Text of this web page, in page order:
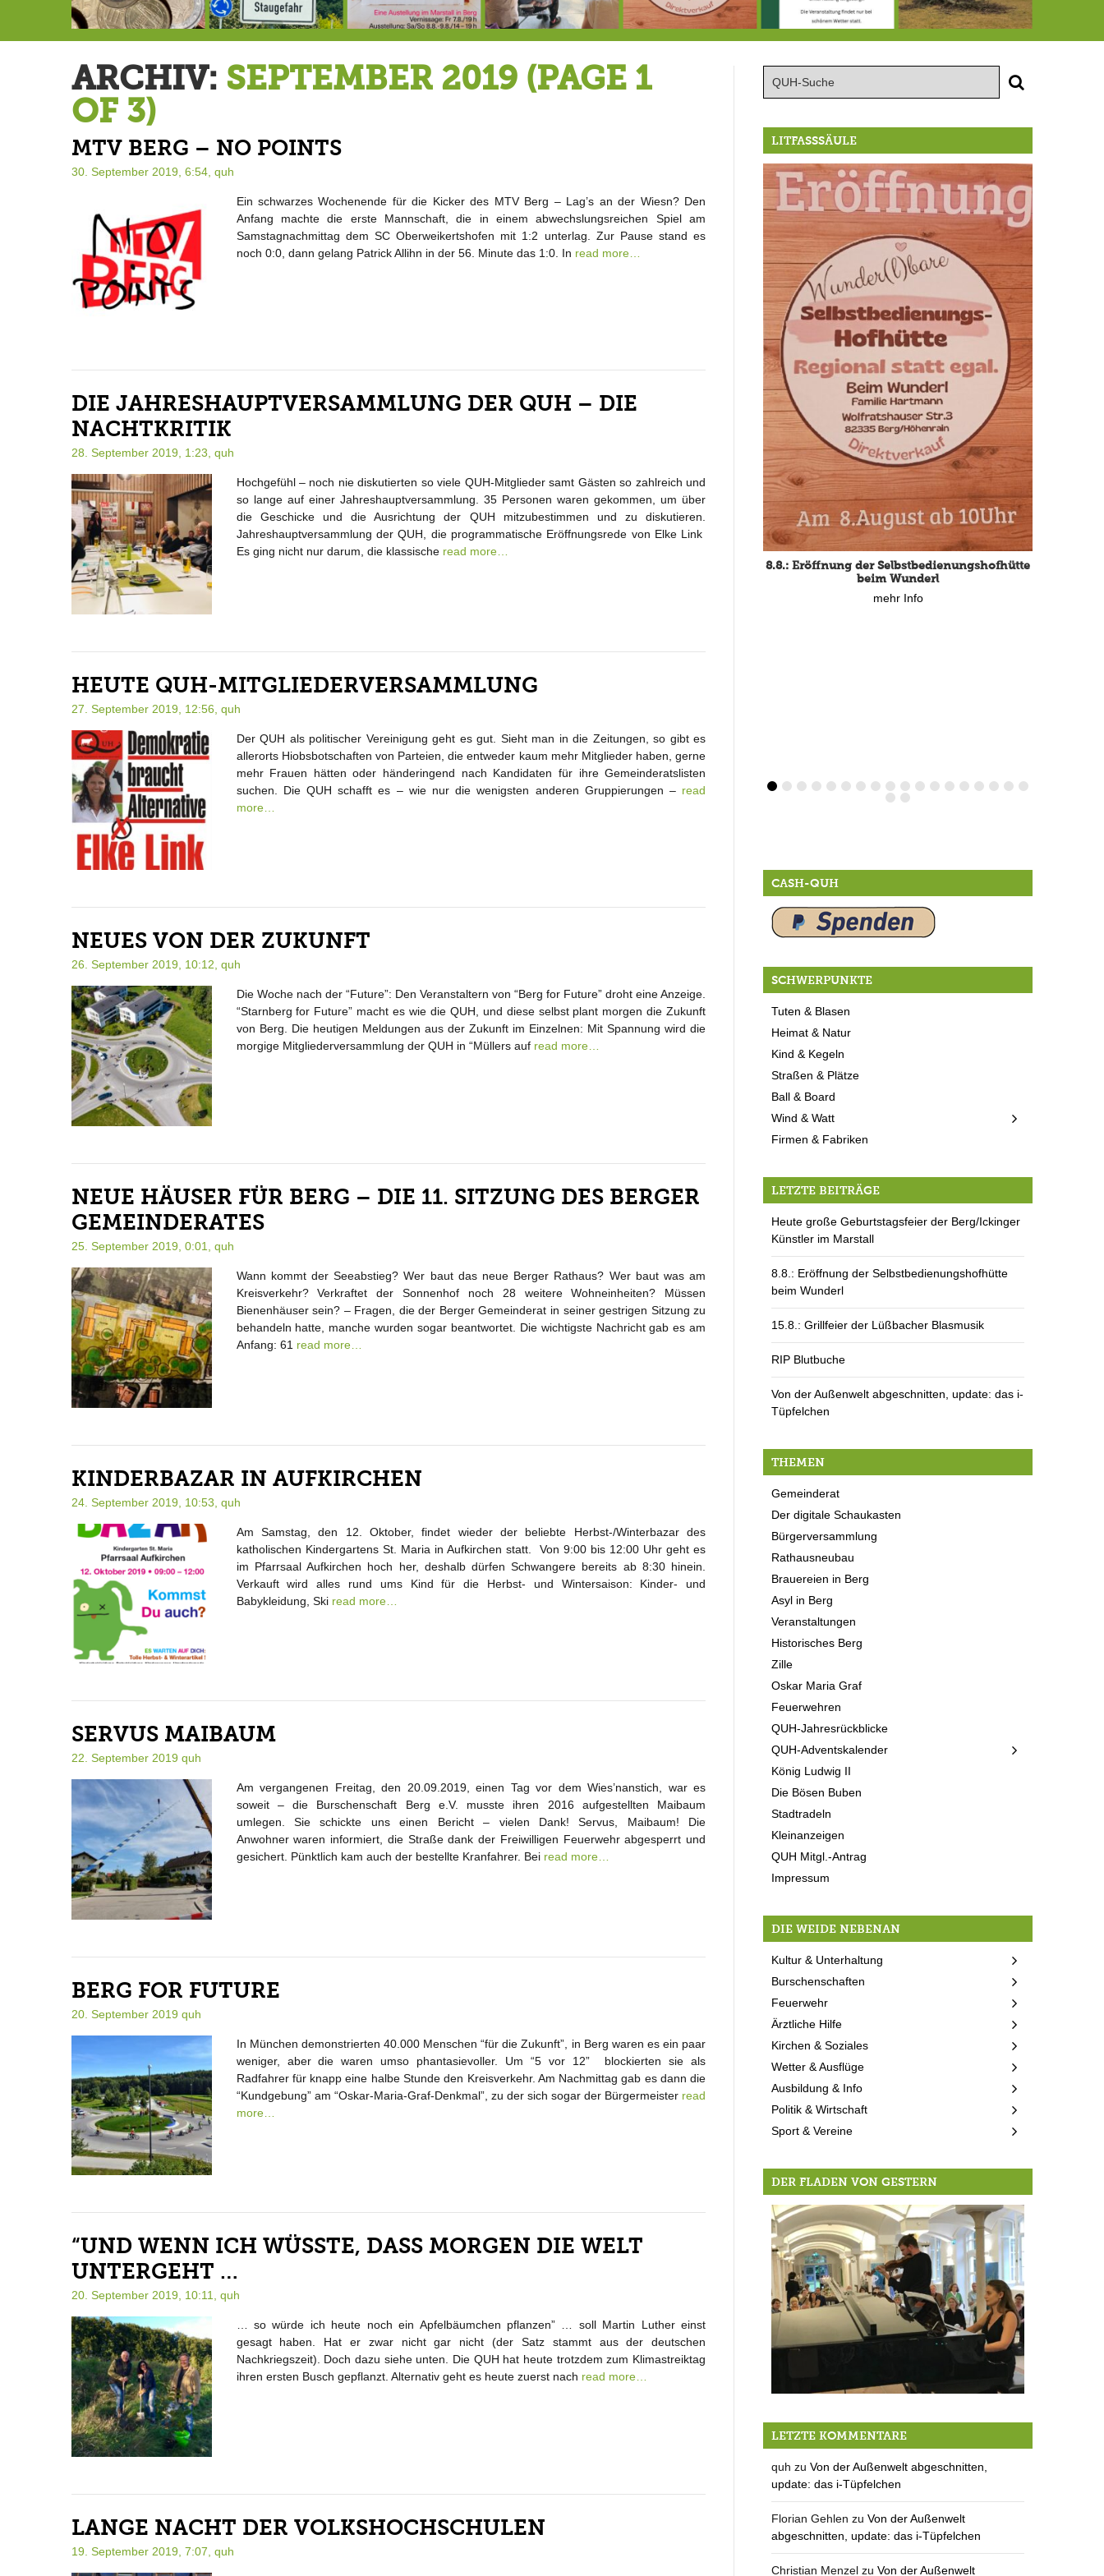
ARCHIV: SEPTEMBER 2019 (PAGE 1
OF 3)
MTV BERG – NO POINTS
30. September 2019, 6:54, quh
Ein schwarzes Wochenende für die Kicker des MTV Berg – Lag’s an der Wiesn? Den
Anfang machte die erste Mannschaft, die in einem abwechslungsreichen Spiel am
Samstagnachmittag dem SC Oberweikertshofen mit 1:2 unterlag. Zur Pause stand es
noch 0:0, dann gelang Patrick Allihn in der 56. Minute das 1:0. In read more…
DIE JAHRESHAUPTVERSAMMLUNG DER QUH – DIE
NACHTKRITIK
28. September 2019, 1:23, quh
Hochgefühl – noch nie diskutierten so viele QUH-Mitglieder samt Gästen so zahlreich und
so lange auf einer Jahreshauptversammlung. 35 Personen waren gekommen, um über
die Geschicke und die Ausrichtung der QUH mitzubestimmen und zu diskutieren.
Jahreshauptversammlung der QUH, die programmatische Eröffnungsrede von Elke Link
Es ging nicht nur darum, die klassische read more…
HEUTE QUH-MITGLIEDERVERSAMMLUNG
27. September 2019, 12:56, quh
Der QUH als politischer Vereinigung geht es gut. Sieht man in die Zeitungen, so gibt es
allerorts Hiobsbotschaften von Parteien, die entweder kaum mehr Mitglieder haben, gerne
mehr Frauen hätten oder händeringend nach Kandidaten für ihre Gemeinderatslisten
suchen. Die QUH schafft es – wie nur die wenigsten anderen Gruppierungen – read
more…
NEUES VON DER ZUKUNFT
26. September 2019, 10:12, quh
Die Woche nach der “Future”: Den Veranstaltern von “Berg for Future” droht eine Anzeige.
“Starnberg for Future” macht es wie die QUH, und diese selbst plant morgen die Zukunft
von Berg. Die heutigen Meldungen aus der Zukunft im Einzelnen: Mit Spannung wird die
morgige Mitgliederversammlung der QUH in “Müllers auf read more…
NEUE HÄUSER FÜR BERG – DIE 11. SITZUNG DES BERGER
GEMEINDERATES
25. September 2019, 0:01, quh
Wann kommt der Seeabstieg? Wer baut das neue Berger Rathaus? Wer baut was am
Kreisverkehr? Verkraftet der Sonnenhof noch 28 weitere Wohneinheiten? Müssen
Bienenhäuser sein? – Fragen, die der Berger Gemeinderat in seiner gestrigen Sitzung zu
behandeln hatte, manche wurden sogar beantwortet. Die wichtigste Nachricht gab es am
Anfang: 61 read more…
KINDERBAZAR IN AUFKIRCHEN
24. September 2019, 10:53, quh
Am Samstag, den 12. Oktober, findet wieder der beliebte Herbst-/Winterbazar des
katholischen Kindergartens St. Maria in Aufkirchen statt. Von 9:00 bis 12:00 Uhr geht es
im Pfarrsaal Aufkirchen hoch her, deshalb dürfen Schwangere bereits ab 8:30 hinein.
Verkauft wird alles rund ums Kind für die Herbst- und Wintersaison: Kinder- und
Babykleidung, Ski read more…
SERVUS MAIBAUM
22. September 2019 quh
Am vergangenen Freitag, den 20.09.2019, einen Tag vor dem Wies’nanstich, war es
soweit – die Burschenschaft Berg e.V. musste ihren 2016 aufgestellten Maibaum
umlegen. Sie schickte uns einen Bericht – vielen Dank! Servus, Maibaum! Die
Anwohner waren informiert, die Straße dank der Freiwilligen Feuerwehr abgesperrt und
gesichert. Pünktlich kam auch der bestellte Kranfahrer. Bei read more…
BERG FOR FUTURE
20. September 2019 quh
In München demonstrierten 40.000 Menschen “für die Zukunft”, in Berg waren es ein paar
weniger, aber die waren umso phantasievoller. Um “5 vor 12” blockierten sie als
Radfahrer für knapp eine halbe Stunde den Kreisverkehr. Am Nachmittag gab es dann die
“Kundgebung” am “Oskar-Maria-Graf-Denkmal”, zu der sich sogar der Bürgermeister read
more…
“UND WENN ICH WÜSSTE, DASS MORGEN DIE WELT
UNTERGEHT …
20. September 2019, 10:11, quh
… so würde ich heute noch ein Apfelbäumchen pflanzen” … soll Martin Luther einst
gesagt haben. Hat er zwar nicht gar nicht (der Satz stammt aus der deutschen
Nachkriegszeit). Doch dazu siehe unten. Die QUH hat heute trotzdem zum Klimastreiktag
ihren ersten Busch gepflanzt. Alternativ geht es heute zuerst nach read more…
LANGE NACHT DER VOLKSHOCHSCHULEN
19. September 2019, 7:07, quh
LITFASSSÄULE
8.8.: Eröffnung der Selbstbedienungshofhütte
beim Wunderl
mehr Info
CASH-QUH
SCHWERPUNKTE
Tuten & Blasen
Heimat & Natur
Kind & Kegeln
Straßen & Plätze
Ball & Board
Wind & Watt
Firmen & Fabriken
LETZTE BEITRÄGE
Heute große Geburtstagsfeier der Berg/Ickinger
Künstler im Marstall
8.8.: Eröffnung der Selbstbedienungshofhütte
beim Wunderl
15.8.: Grillfeier der Lüßbacher Blasmusik
RIP Blutbuche
Von der Außenwelt abgeschnitten, update: das i-
Tüpfelchen
THEMEN
Gemeinderat
Der digitale Schaukasten
Bürgerversammlung
Rathausneubau
Brauereien in Berg
Asyl in Berg
Veranstaltungen
Historisches Berg
Zille
Oskar Maria Graf
Feuerwehren
QUH-Jahresrückblicke
QUH-Adventskalender
König Ludwig II
Die Bösen Buben
Stadtradeln
Kleinanzeigen
QUH Mitgl.-Antrag
Impressum
DIE WEIDE NEBENAN
Kultur & Unterhaltung
Burschenschaften
Feuerwehr
Ärztliche Hilfe
Kirchen & Soziales
Wetter & Ausflüge
Ausbildung & Info
Politik & Wirtschaft
Sport & Vereine
DER FLADEN VON GESTERN
LETZTE KOMMENTARE
quh zuVon der Außenwelt abgeschnitten,
update: das i-Tüpfelchen
Florian Gehlen zuVon der Außenwelt
abgeschnitten, update: das i-Tüpfelchen
Christian Menzel zuVon der Außenwelt